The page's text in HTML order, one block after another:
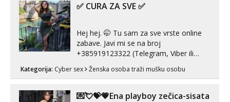
✅ CURA ZA SVE ✅
Hej hej. 🤭 Tu sam za sve vrste online
zabave. Javi mi se na broj
+385919123322 (Telegram, Viber ili
Whatsapp). 🤙 NE javljaj se na uzivo.
Hvala.
Kategorija: Cyber sex Ženska osoba traži mušku osobu
💌💘💝💗Ena playboy zečica-sisata